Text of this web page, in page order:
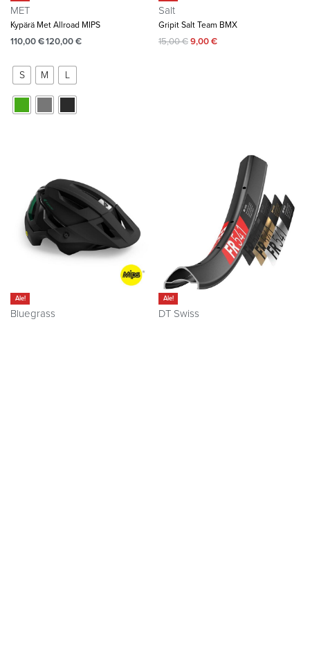
MET
Kypärä Met Allroad MIPS
110,00€120,00€
S M L
Salt
Gripit Salt Team BMX
15,00€9,00€
Ale!
Bluegrass
Ale!
DT Swiss